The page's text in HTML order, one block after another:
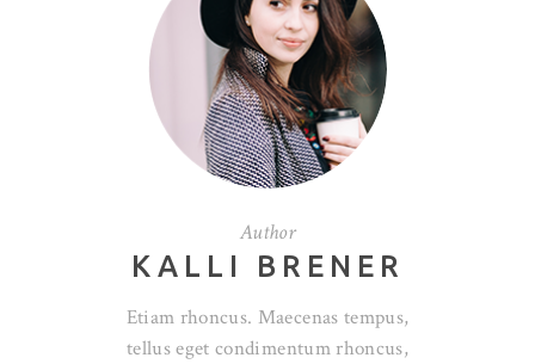
Author
KALLI BRENER
Etiam rhoncus. Maecenas tempus,
tellus eget condimentum rhoncus,